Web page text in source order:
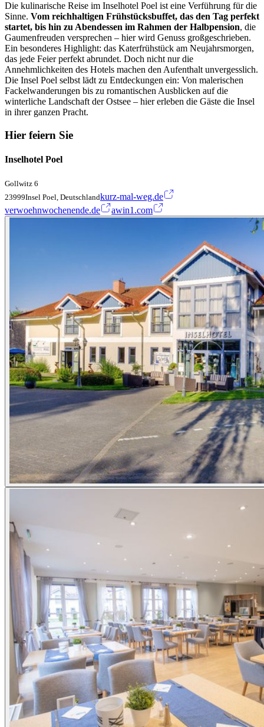
Die kulinarische Reise im Inselhotel Poel ist eine Verführung für die
Sinne. Vom reichhaltigen Frühstücksbuffet, das den Tag perfekt
startet, bis hin zu Abendessen im Rahmen der Halbpension, die
Gaumenfreuden versprechen – hier wird Genuss großgeschrieben.
Ein besonderes Highlight: das Katerfrühstück am Neujahrsmorgen,
das jede Feier perfekt abrundet. Doch nicht nur die
Annehmlichkeiten des Hotels machen den Aufenthalt unvergesslich.
Die Insel Poel selbst lädt zu Entdeckungen ein: Von malerischen
Fackelwanderungen bis zu romantischen Ausblicken auf die
winterliche Landschaft der Ostsee – hier erleben die Gäste die Insel
in ihrer ganzen Pracht.
Hier feiern Sie
Inselhotel Poel
Gollwitz 6
23999Insel Poel, Deutschlandkurz-mal-weg.de
verwoehnwochenende.de
awin1.com